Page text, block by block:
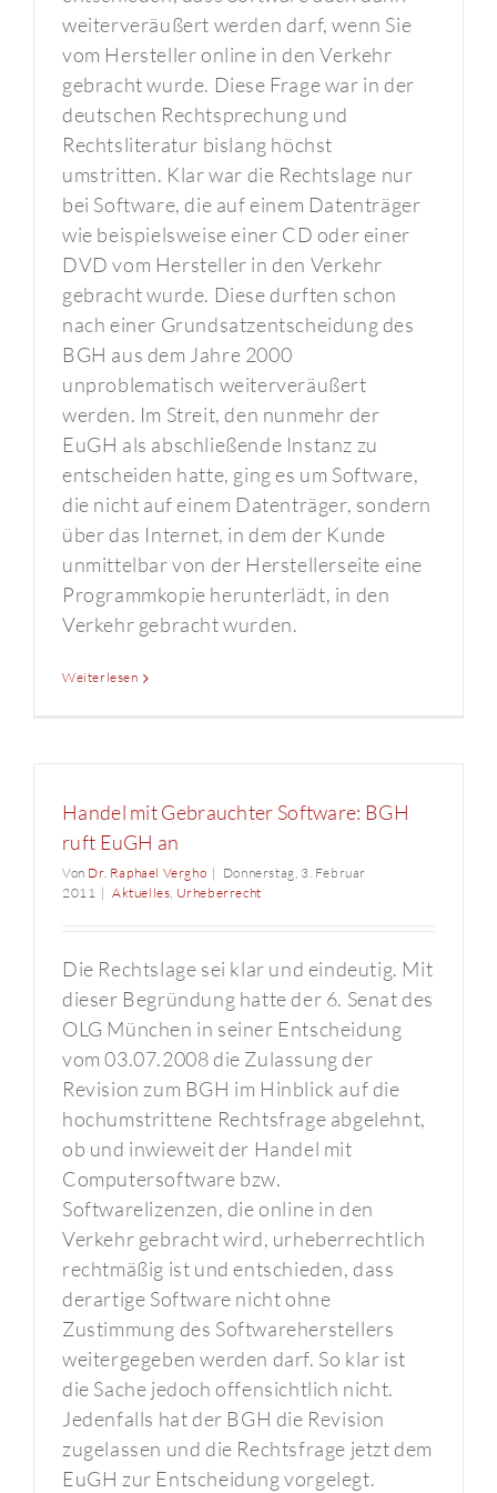
weiterveräußert werden darf, wenn Sie
vom Hersteller online in den Verkehr
gebracht wurde. Diese Frage war in der
deutschen Rechtsprechung und
Rechtsliteratur bislang höchst
umstritten. Klar war die Rechtslage nur
bei Software, die auf einem Datenträger
wie beispielsweise einer CD oder einer
DVD vom Hersteller in den Verkehr
gebracht wurde. Diese durften schon
nach einer Grundsatzentscheidung des
BGH aus dem Jahre 2000
unproblematisch weiterveräußert
werden. Im Streit, den nunmehr der
EuGH als abschließende Instanz zu
entscheiden hatte, ging es um Software,
die nicht auf einem Datenträger, sondern
über das Internet, in dem der Kunde
unmittelbar von der Herstellerseite eine
Programmkopie herunterlädt, in den
Verkehr gebracht wurden.
Weiterlesen
Handel mit Gebrauchter Software: BGH
ruft EuGH an
Von Dr. Raphael Vergho | Donnerstag, 3. Februar
2011 | Aktuelles, Urheberrecht
Die Rechtslage sei klar und eindeutig. Mit
dieser Begründung hatte der 6. Senat des
OLG München in seiner Entscheidung
vom 03.07.2008 die Zulassung der
Revision zum BGH im Hinblick auf die
hochumstrittene Rechtsfrage abgelehnt,
ob und inwieweit der Handel mit
Computersoftware bzw.
Softwarelizenzen, die online in den
Verkehr gebracht wird, urheberrechtlich
rechtmäßig ist und entschieden, dass
derartige Software nicht ohne
Zustimmung des Softwareherstellers
weitergegeben werden darf. So klar ist
die Sache jedoch offensichtlich nicht.
Jedenfalls hat der BGH die Revision
zugelassen und die Rechtsfrage jetzt dem
EuGH zur Entscheidung vorgelegt.